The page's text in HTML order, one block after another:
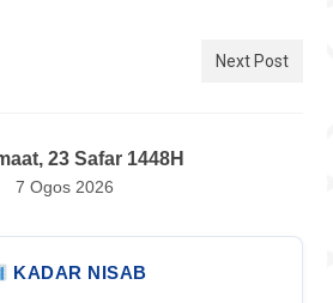
Next Post
23 Safar 1448H
7 Ogos 2026
KADAR NISAB